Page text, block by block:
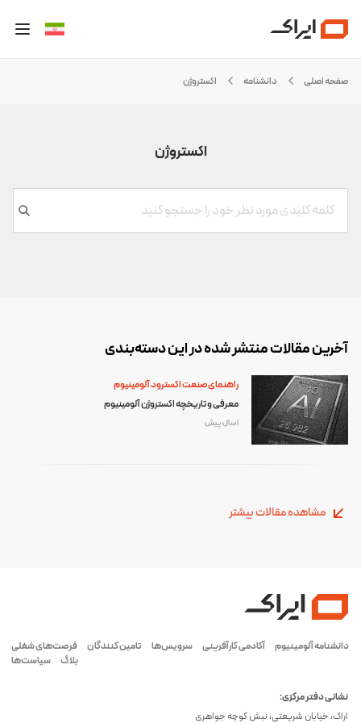
صفحه اصلی دانشنامه اکستروژن
اکستروژن
آخرین مقالات منتشر شده در این دسته‌بندی
مشاهده مقالات بیشتر
راهنمای صنعت اکسترود آلومینیوم
معرفی و تاریخچه اکستروژن آلومینیوم
1 سال پیش
دانشنامه آلومینیوم آکادمی کارآفرینی سرویس‌ها تامین کنندگان
فرصت‌های شغلی
بلاگ
سیاست‌ها
نشانی دفتر مرکزی:
اراک، خیابان شریعتی، نبش کوچه جواهری